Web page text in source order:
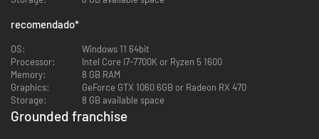
recomendado*
OS:
Windows 11 64bit
Processor:
Intel Core i7-7700K or Ryzen 5 1600
Memory:
8 GB RAM
Graphics:
GeForce GTX 1060 6GB or Radeon RX 470
Storage:
8 GB available space
Grounded franchise